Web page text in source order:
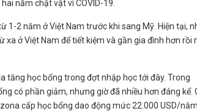
năm chật vật vì COVID-19.
1-2 năm ở Việt Nam trước khi sang Mỹ. Hiện tại,
ở Việt Nam để tiết kiệm và gần gia đình hơn rồi
tăng học bổng trong đợt nhập học tới đây. Trong
có phần giảm, nhưng giờ đã nhiều hơn đáng kể.
cấp học bổng dao động mức 22.000 USD/năm.